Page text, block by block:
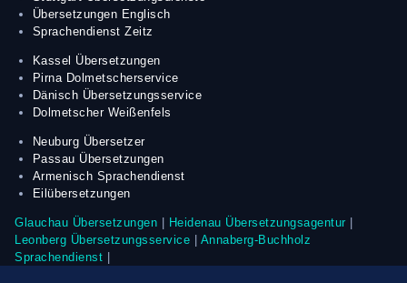
i
e
d
m
t
y
.
Übersetzungen Englisch
Sprachendienst Zeitz
Kassel Übersetzungen
Pirna Dolmetscherservice
Dänisch Übersetzungsservice
Dolmetscher Weißenfels
Neuburg Übersetzer
Passau Übersetzungen
Armenisch Sprachendienst
Eilübersetzungen
Glauchau Übersetzungen | Heidenau Übersetzungsagentur |
Leonberg Übersetzungsservice | Annaberg-Buchholz
Sprachendienst |